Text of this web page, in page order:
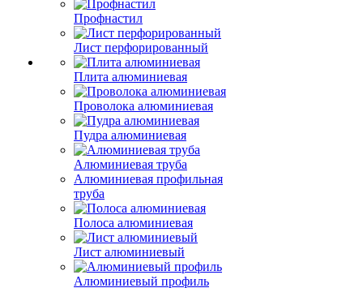
Профнастил
Лист перфорированный
Плита алюминиевая
Проволока алюминиевая
Пудра алюминиевая
Алюминиевая труба
Алюминиевая профильная
труба
Полоса алюминиевая
Лист алюминиевый
Алюминиевый профиль